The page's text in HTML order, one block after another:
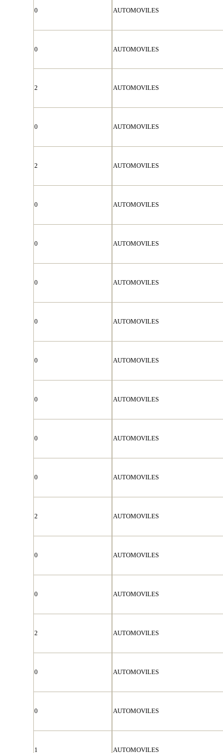
0 AUTOMOVILES
0 AUTOMOVILES
2 AUTOMOVILES
0 AUTOMOVILES
2 AUTOMOVILES
0 AUTOMOVILES
0 AUTOMOVILES
0 AUTOMOVILES
0 AUTOMOVILES
0 AUTOMOVILES
0 AUTOMOVILES
0 AUTOMOVILES
0 AUTOMOVILES
2 AUTOMOVILES
0 AUTOMOVILES
0 AUTOMOVILES
2 AUTOMOVILES
0 AUTOMOVILES
0 AUTOMOVILES
1 AUTOMOVILES